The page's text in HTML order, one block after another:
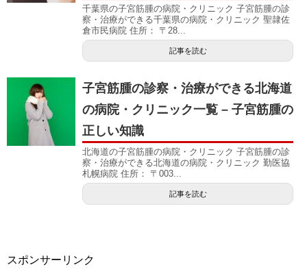
千葉県の子宮筋腫の病院・クリニック 子宮筋腫の診
察・治療ができる千葉県の病院・クリニック 聖隷佐
倉市民病院 住所： 〒28...
記事を読む
子宮筋腫の診察・治療ができる北海道
の病院・クリニック一覧 – 子宮筋腫の
正しい知識
北海道の子宮筋腫の病院・クリニック 子宮筋腫の診
察・治療ができる北海道の病院・クリニック 勤医協
札幌病院 住所： 〒003...
記事を読む
スポンサーリンク